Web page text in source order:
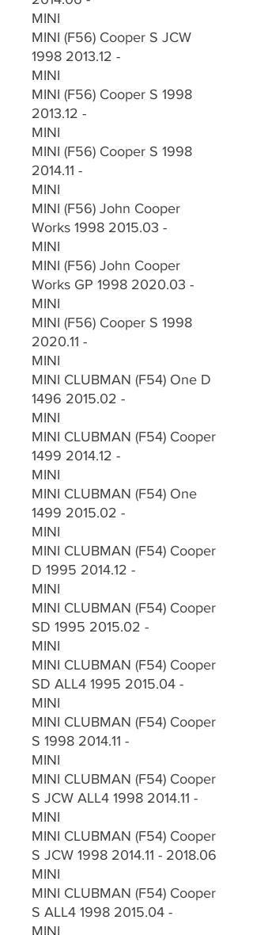
MINI
MINI (F56) Cooper S JCW
1998 2013.12 -
MINI
MINI (F56) Cooper S 1998
2013.12 -
MINI
MINI (F56) Cooper S 1998
2014.11 -
MINI
MINI (F56) John Cooper
Works 1998 2015.03 -
MINI
MINI (F56) John Cooper
Works GP 1998 2020.03 -
MINI
MINI (F56) Cooper S 1998
2020.11 -
MINI
MINI CLUBMAN (F54) One D
1496 2015.02 -
MINI
MINI CLUBMAN (F54) Cooper
1499 2014.12 -
MINI
MINI CLUBMAN (F54) One
1499 2015.02 -
MINI
MINI CLUBMAN (F54) Cooper
D 1995 2014.12 -
MINI
MINI CLUBMAN (F54) Cooper
SD 1995 2015.02 -
MINI
MINI CLUBMAN (F54) Cooper
SD ALL4 1995 2015.04 -
MINI
MINI CLUBMAN (F54) Cooper
S 1998 2014.11 -
MINI
MINI CLUBMAN (F54) Cooper
S JCW ALL4 1998 2014.11 -
MINI
MINI CLUBMAN (F54) Cooper
S JCW 1998 2014.11 - 2018.06
MINI
MINI CLUBMAN (F54) Cooper
S ALL4 1998 2015.04 -
MINI